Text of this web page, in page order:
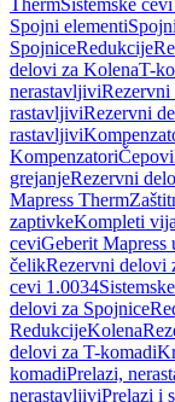
ThermSistemske
Spojni elementi
SpojniceRedukcije
delovi za KolenaT-
nerastavljiviRezervni
rastavljiviRezervni
rastavljivi
KompenzatoriČepovi
grejanjeRezervni
Mapress Therm
zaptivkeKompleti
ceviGeberit
čelikRezervni delovi
cevi 1.0034
delovi za Spojnice
RedukcijeKolena
delovi za T-komadi
komadiPrelazi,
nerastavljiviPrelazi i